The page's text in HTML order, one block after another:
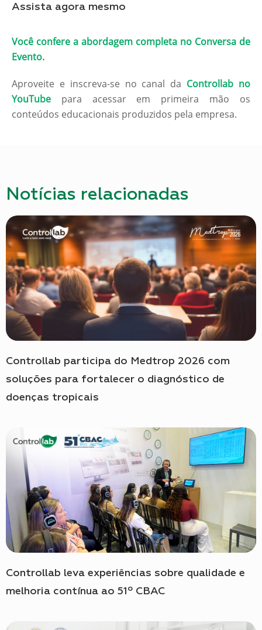
Assista agora mesmo
Você confere a abordagem completa no Conversa de
Evento.
Aproveite e inscreva-se no canal da Controllab no
YouTube para acessar em primeira mão os
conteúdos educacionais produzidos pela empresa.
Notícias relacionadas
Controllab participa do Medtrop 2026 com
soluções para fortalecer o diagnóstico de
doenças tropicais
Controllab leva experiências sobre qualidade e
melhoria contínua ao 51º CBAC